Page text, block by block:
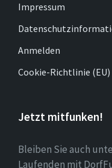
Impressum
Anmelden
Cookie-Richtlinie (EU)
Jetzt mitfunken!
Bleiben Sie auch
Laufenden mit